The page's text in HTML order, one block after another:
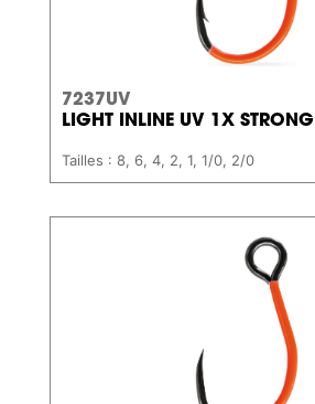
7237UV
LIGHT INLINE UV 1X STRONG
Tailles : 8, 6, 4, 2, 1, 1/0, 2/0